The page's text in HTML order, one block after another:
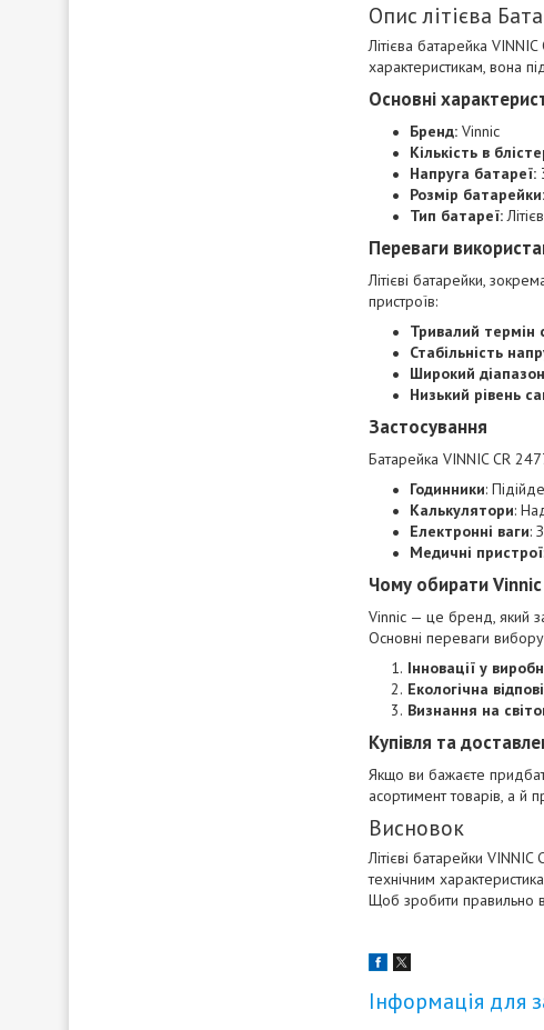
Опис літієва
Літієва батарейка
характеристикам, вона
Основні
Бренд: Vinnic
Кількість в
Напруга батареї:
Розмір батарейки:
Тип батареї:
Переваги
Літієві батарейки,
пристроїв:
Тривалий термін
Стабільність
Широкий
Низький рівень
Застосування
Батарейка VINNIC CR
Годинники:
Калькулятори:
Електронні ваги:
Медичні пристрої
Чому обирати Vinnic
Vinnic — це бренд, який
Основні переваги
Інновації у
Екологічна
Визнання на
Купівля та
Якщо ви бажаєте
асортимент товарів, а й
Висновок
Літієві батарейки
технічним
Щоб зробити правильно
Інформація для